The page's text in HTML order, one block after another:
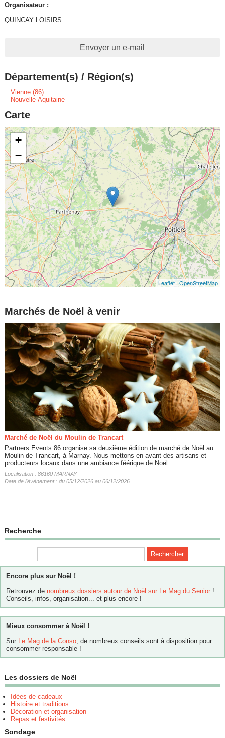
Organisateur :
QUINCAY LOISIRS
Envoyer un e-mail
Département(s) / Région(s)
Vienne (86)
Nouvelle-Aquitaine
Carte
+
−
Leaflet |OpenStreetMap
Marchés de Noël à venir
Marché de Noël du Moulin de Trancart
Partners Events 86 organise sa deuxième édition de marché de Noël au
Moulin de Trancart, à Marnay. Nous mettons en avant des artisans et
producteurs locaux dans une ambiance féérique de Noël....
Localisation : 86160 MARNAY
Date de l'évènement : du 05/12/2026 au 06/12/2026
Recherche
Encore plus sur Noël !
Retrouvez de nombreux dossiers autour de Noël sur Le Mag du Senior !
Conseils, infos, organisation... et plus encore !
Mieux consommer à Noël !
Sur Le Mag de la Conso, de nombreux conseils sont à disposition pour
consommer responsable !
Les dossiers de Noël
Idées de cadeaux
Histoire et traditions
Décoration et organisation
Repas et festivités
Sondage